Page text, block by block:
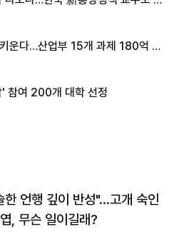
운다…산업부 15개 과제 180억 지
참여 200개 대학 선정
한 언행 깊이 반성"…고개 숙인
, 무슨 일이길래?